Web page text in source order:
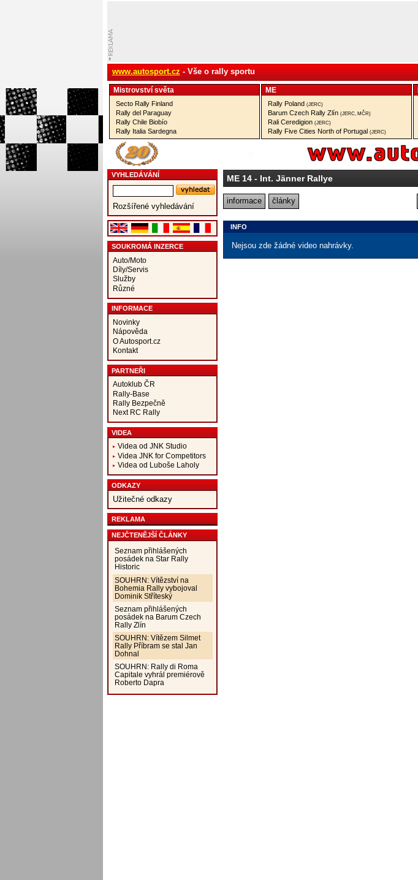
www.autosport.cz - Vše o rally sportu
Mistrovství­ světa
Secto Rally Finland
Rally del Paraguay
Rally Chile Biobío
Rally Italia Sardegna
ME
Rally Poland (JERC)
Barum Czech Rally Zlín (JERC, MČR)
Rali Ceredigion (JERC)
Rally Five Cities North of Portugal (JERC)
VYHLEDÁVÁNÍ
Rozšířené vyhledávání
SOUKROMÁ INZERCE
Auto/Moto
Díly/Servis
Služby
Různé
INFORMACE
Novinky
Nápověda
O Autosport.cz
Kontakt
PARTNEŘI
Autoklub ČR
Rally-Base
Rally Bezpečně
Next RC Rally
VIDEA
Videa od JNK Studio
Videa JNK for Competitors
Videa od Luboše Laholy
ODKAZY
Užitečné odkazy
REKLAMA
NEJČTENĚJŠÍ ČLÁNKY
Seznam přihlášených
posádek na Star Rally
Historic
SOUHRN: Vítězství na
Bohemia Rally vybojoval
Dominik Stříteský
Seznam přihlášených
posádek na Barum Czech
Rally Zlín
SOUHRN: Vítězem Silmet
Rally Příbram se stal Jan
Dohnal
SOUHRN: Rally di Roma
Capitale vyhrál premiérově
Roberto Dapra
ME 14- Int. Jänner Rallye
informace články
INFO
Nejsou zde žádné video nahrávky.